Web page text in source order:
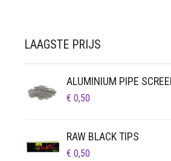
LAAGSTE PRIJS
ALUMINIUM PIPE
€ 0,50
RAW BLACK TIPS
€ 0,50